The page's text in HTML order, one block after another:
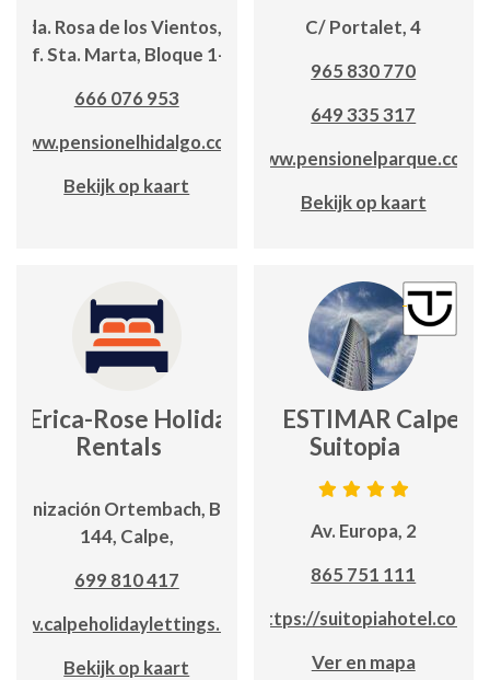
Avda. Rosa de los Vientos,19;
Edf. Sta. Marta, Bloque 1-2º
666 076 953
www.pensionelhidalgo.com
Bekijk op kaart
C/ Portalet, 4
965 830 770
649 335 317
www.pensionelparque.com
Bekijk op kaart
Erica-Rose Holiday
Rentals
Ortembach, Buzón
144, Calpe,
699 810 417
Bekijk op kaart
ESTIMAR Calpe
Suitopia
Av. Europa, 2
865 751 111
https://suitopiahotel.com
Ver en mapa